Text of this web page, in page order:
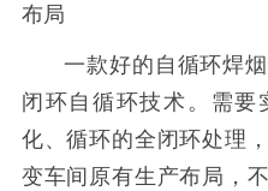
布局
一款好的自循环焊
闭环自循环技术。需要
化、循环的全闭环处理
变车间原有生产布局，